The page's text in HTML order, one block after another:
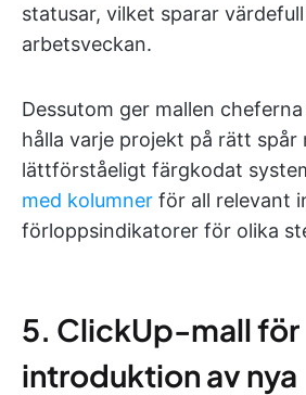
statusar, vilket sparar
arbetsveckan.
Dessutom ger mallen
hålla varje projekt på rätt spår
lättförståeligt färgkodat
med kolumner för all relevant
förloppsindikatorer för olika
5. ClickUp-mall för
introduktion av nya